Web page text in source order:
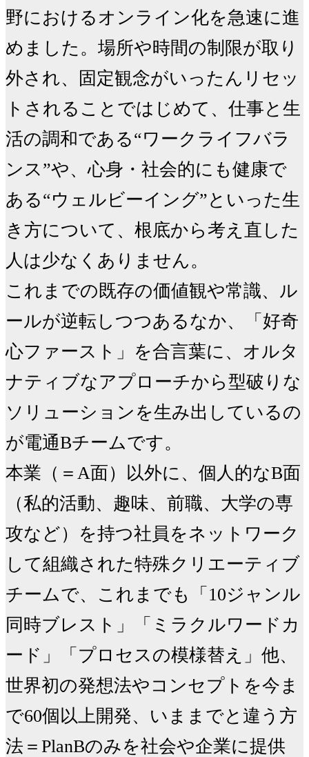
野におけるオンライン化を急速に進
めました。場所や時間の制限が取り
外され、固定観念がいったんリセッ
トされることではじめて、仕事と生
活の調和である“ワークライフバラ
ンス”や、心身・社会的にも健康で
ある“ウェルビーイング”といった生
き方について、根底から考え直した
人は少なくありません。
これまでの既存の価値観や常識、ル
ールが逆転しつつあるなか、「好奇
心ファースト」を合言葉に、オルタ
ナティブなアプローチから型破りな
ソリューションを生み出しているの
が電通Bチームです。
本業（＝A面）以外に、個人的なB面
（私的活動、趣味、前職、大学の専
攻など）を持つ社員をネットワーク
して組織された特殊クリエーティブ
チームで、これまでも「10ジャンル
同時ブレスト」「ミラクルワードカ
ード」「プロセスの模様替え」他、
世界初の発想法やコンセプトを今ま
で60個以上開発、いままでと違う方
法＝PlanBのみを社会や企業に提供